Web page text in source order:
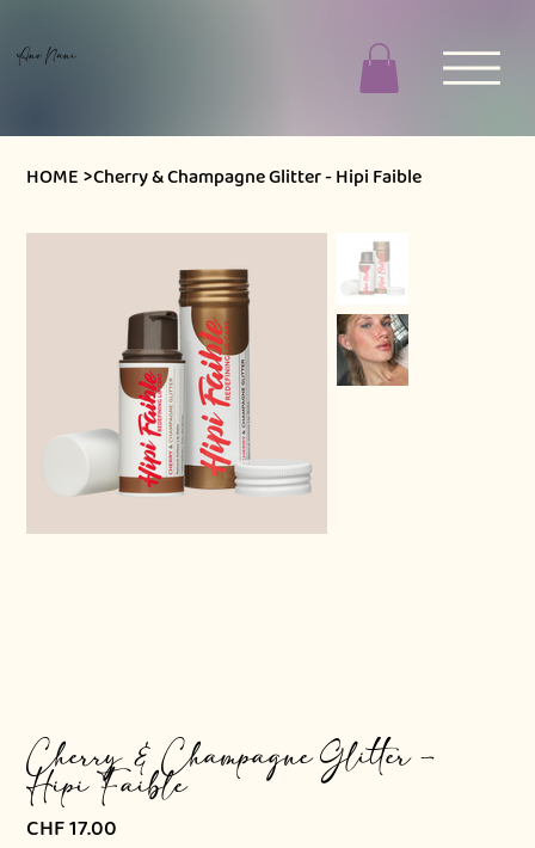
Ano Nani
HOME >Cherry & Champagne Glitter - Hipi Faible
Cherry & Champagne Glitter -
Hipi Faible
Preis
CHF 17.00